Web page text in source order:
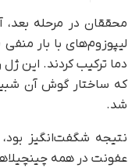
محققان در مرحله بعد،
لیپوزوم‌های با بار
دما ترکیب کردند. این
که ساختار گوش آن
شد.
نتیجه شگفت‌انگیز بود،